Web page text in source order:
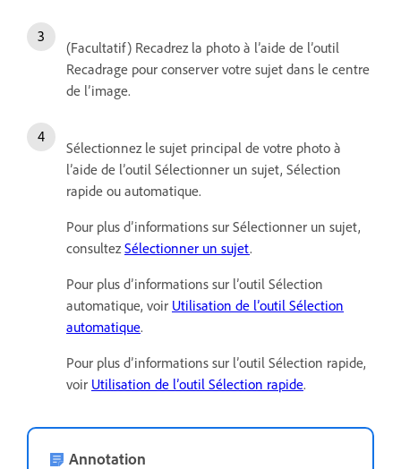
(Facultatif) Recadrez la photo à l’aide de l’outil
Recadrage pour conserver votre sujet dans le centre
de l’image.
Sélectionnez le sujet principal de votre photo à
l’aide de l’outil Sélectionner un sujet, Sélection
rapide ou automatique.
Pour plus d’informations sur Sélectionner un sujet,
consultez Sélectionner un sujet.
Pour plus d’informations sur l’outil Sélection
automatique, voir Utilisation de l’outil Sélection
automatique.
Pour plus d’informations sur l’outil Sélection rapide,
voir Utilisation de l’outil Sélection rapide.
Annotation